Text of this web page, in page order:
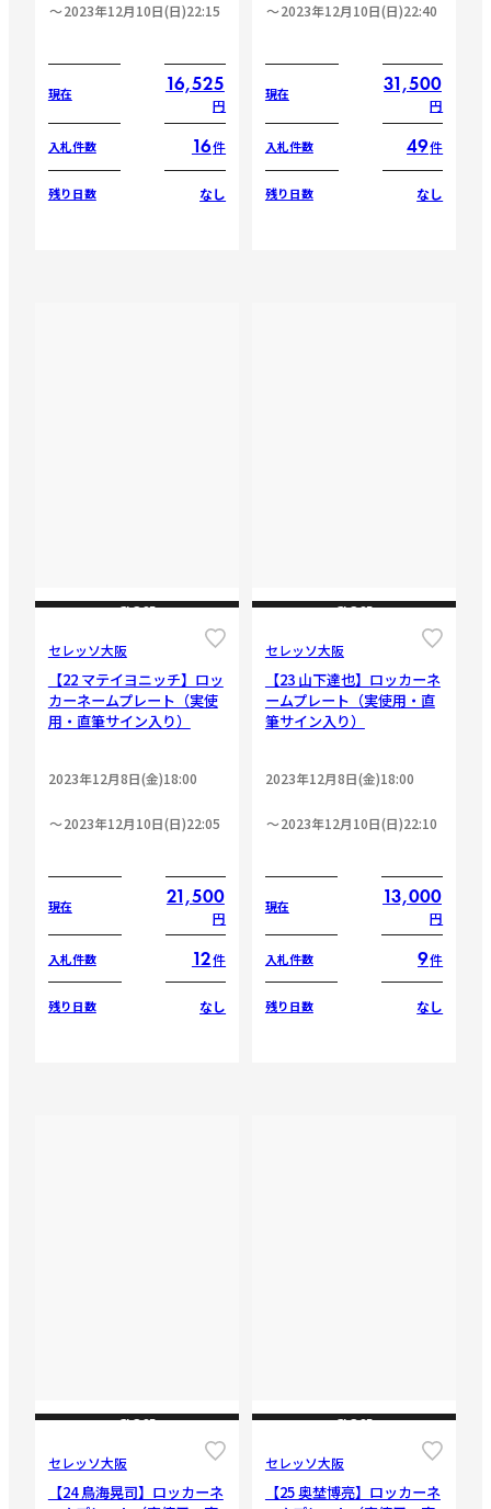
2023年12月10日(日)22:15
現在 16,525
円
入札件数 16件
残り日数 なし
2023年12月10日(日)22:40
現在 31,500
円
入札件数 49件
残り日数 なし
CLOSE
セレッソ大阪
【22 マテイヨニッチ】ロッ
カーネームプレート（実使
用・直筆サイン入り）
2023年12月8日(金)18:00
2023年12月10日(日)22:05
現在 21,500
円
入札件数 12件
残り日数 なし
CLOSE
セレッソ大阪
【23 山下達也】ロッカーネ
ームプレート（実使用・直
筆サイン入り）
2023年12月8日(金)18:00
2023年12月10日(日)22:10
現在 13,000
円
入札件数 9件
残り日数 なし
CLOSE
セレッソ大阪
【24 鳥海晃司】ロッカーネ
CLOSE
セレッソ大阪
【25 奥埜博亮】ロッカーネ